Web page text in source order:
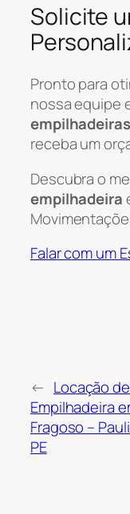
Solicite
Pronto para
nossa equipe
receba um
Descubra o
empilhadeira
Falar com um
← Locação de
Empilhadeira
Fragoso –
PE